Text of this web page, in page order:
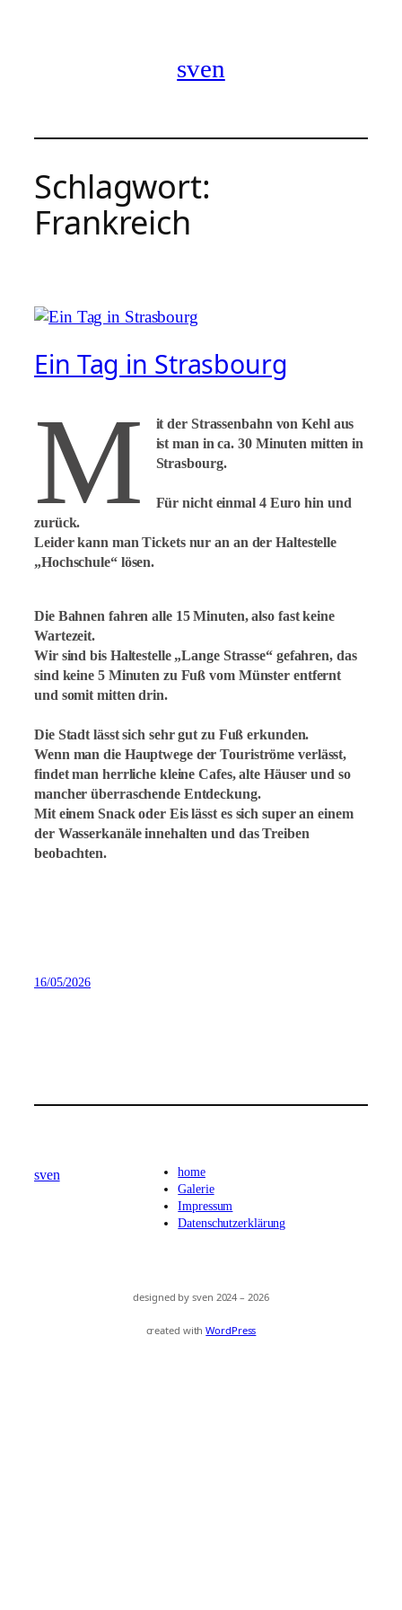
sven
Schlagwort:
Frankreich
Ein Tag in Strasbourg
M
it der Strassenbahn von Kehl aus
ist man in ca. 30 Minuten mitten in
Strasbourg.
Für nicht einmal 4 Euro hin und
zurück.
Leider kann man Tickets nur an an der Haltestelle
„Hochschule“ lösen.
Die Bahnen fahren alle 15 Minuten, also fast keine
Wartezeit.
Wir sind bis Haltestelle „Lange Strasse“ gefahren, das
sind keine 5 Minuten zu Fuß vom Münster entfernt
und somit mitten drin.
Die Stadt lässt sich sehr gut zu Fuß erkunden.
Wenn man die Hauptwege der Touriströme verlässt,
findet man herrliche kleine Cafes, alte Häuser und so
mancher überraschende Entdeckung.
Mit einem Snack oder Eis lässt es sich super an einem
der Wasserkanäle innehalten und das Treiben
beobachten.
16/05/2026
sven
home
Galerie
Impressum
Datenschutzerklärung
designed by sven 2024 – 2026
created withWordPress